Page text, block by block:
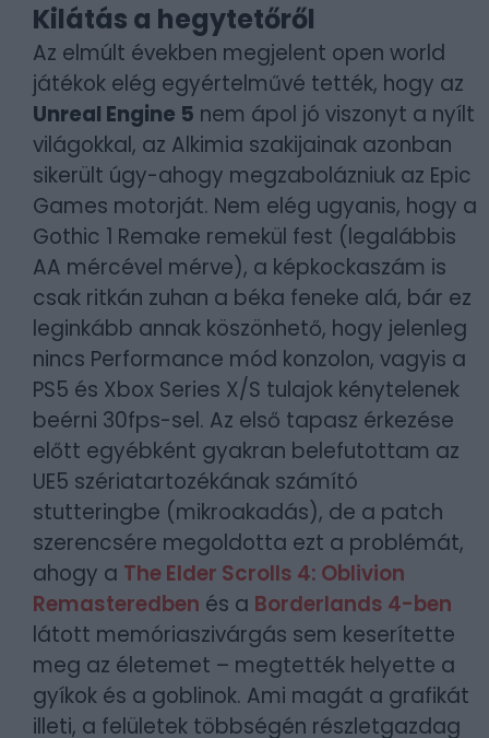
Kilátás a hegytetőről
Az elmúlt években megjelent open world
játékok elég egyértelművé tették, hogy az
Unreal Engine 5 nem ápol jó viszonyt a nyílt
világokkal, az Alkimia szakijainak azonban
sikerült úgy-ahogy megzabolázniuk az Epic
Games motorját. Nem elég ugyanis, hogy a
Gothic 1 Remake remekül fest (legalábbis
AA mércével mérve), a képkockaszám is
csak ritkán zuhan a béka feneke alá, bár ez
leginkább annak köszönhető, hogy jelenleg
nincs Performance mód konzolon, vagyis a
PS5 és Xbox Series X/S tulajok kénytelenek
beérni 30fps-sel. Az első tapasz érkezése
előtt egyébként gyakran belefutottam az
UE5 szériatartozékának számító
stutteringbe (mikroakadás), de a patch
szerencsére megoldotta ezt a problémát,
ahogy a The Elder Scrolls 4: Oblivion
Remasteredben és a Borderlands 4-ben
látott memóriaszivárgás sem keserítette
meg az életemet – megtették helyette a
gyíkok és a goblinok. Ami magát a grafikát
illeti, a felületek többségén részletgazdag